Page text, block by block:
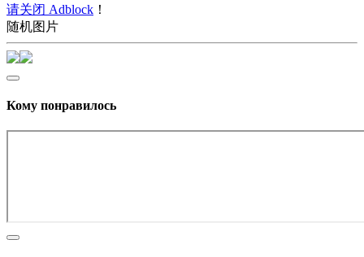
请关闭 Adblock ！
随机图片
Кому понравилось